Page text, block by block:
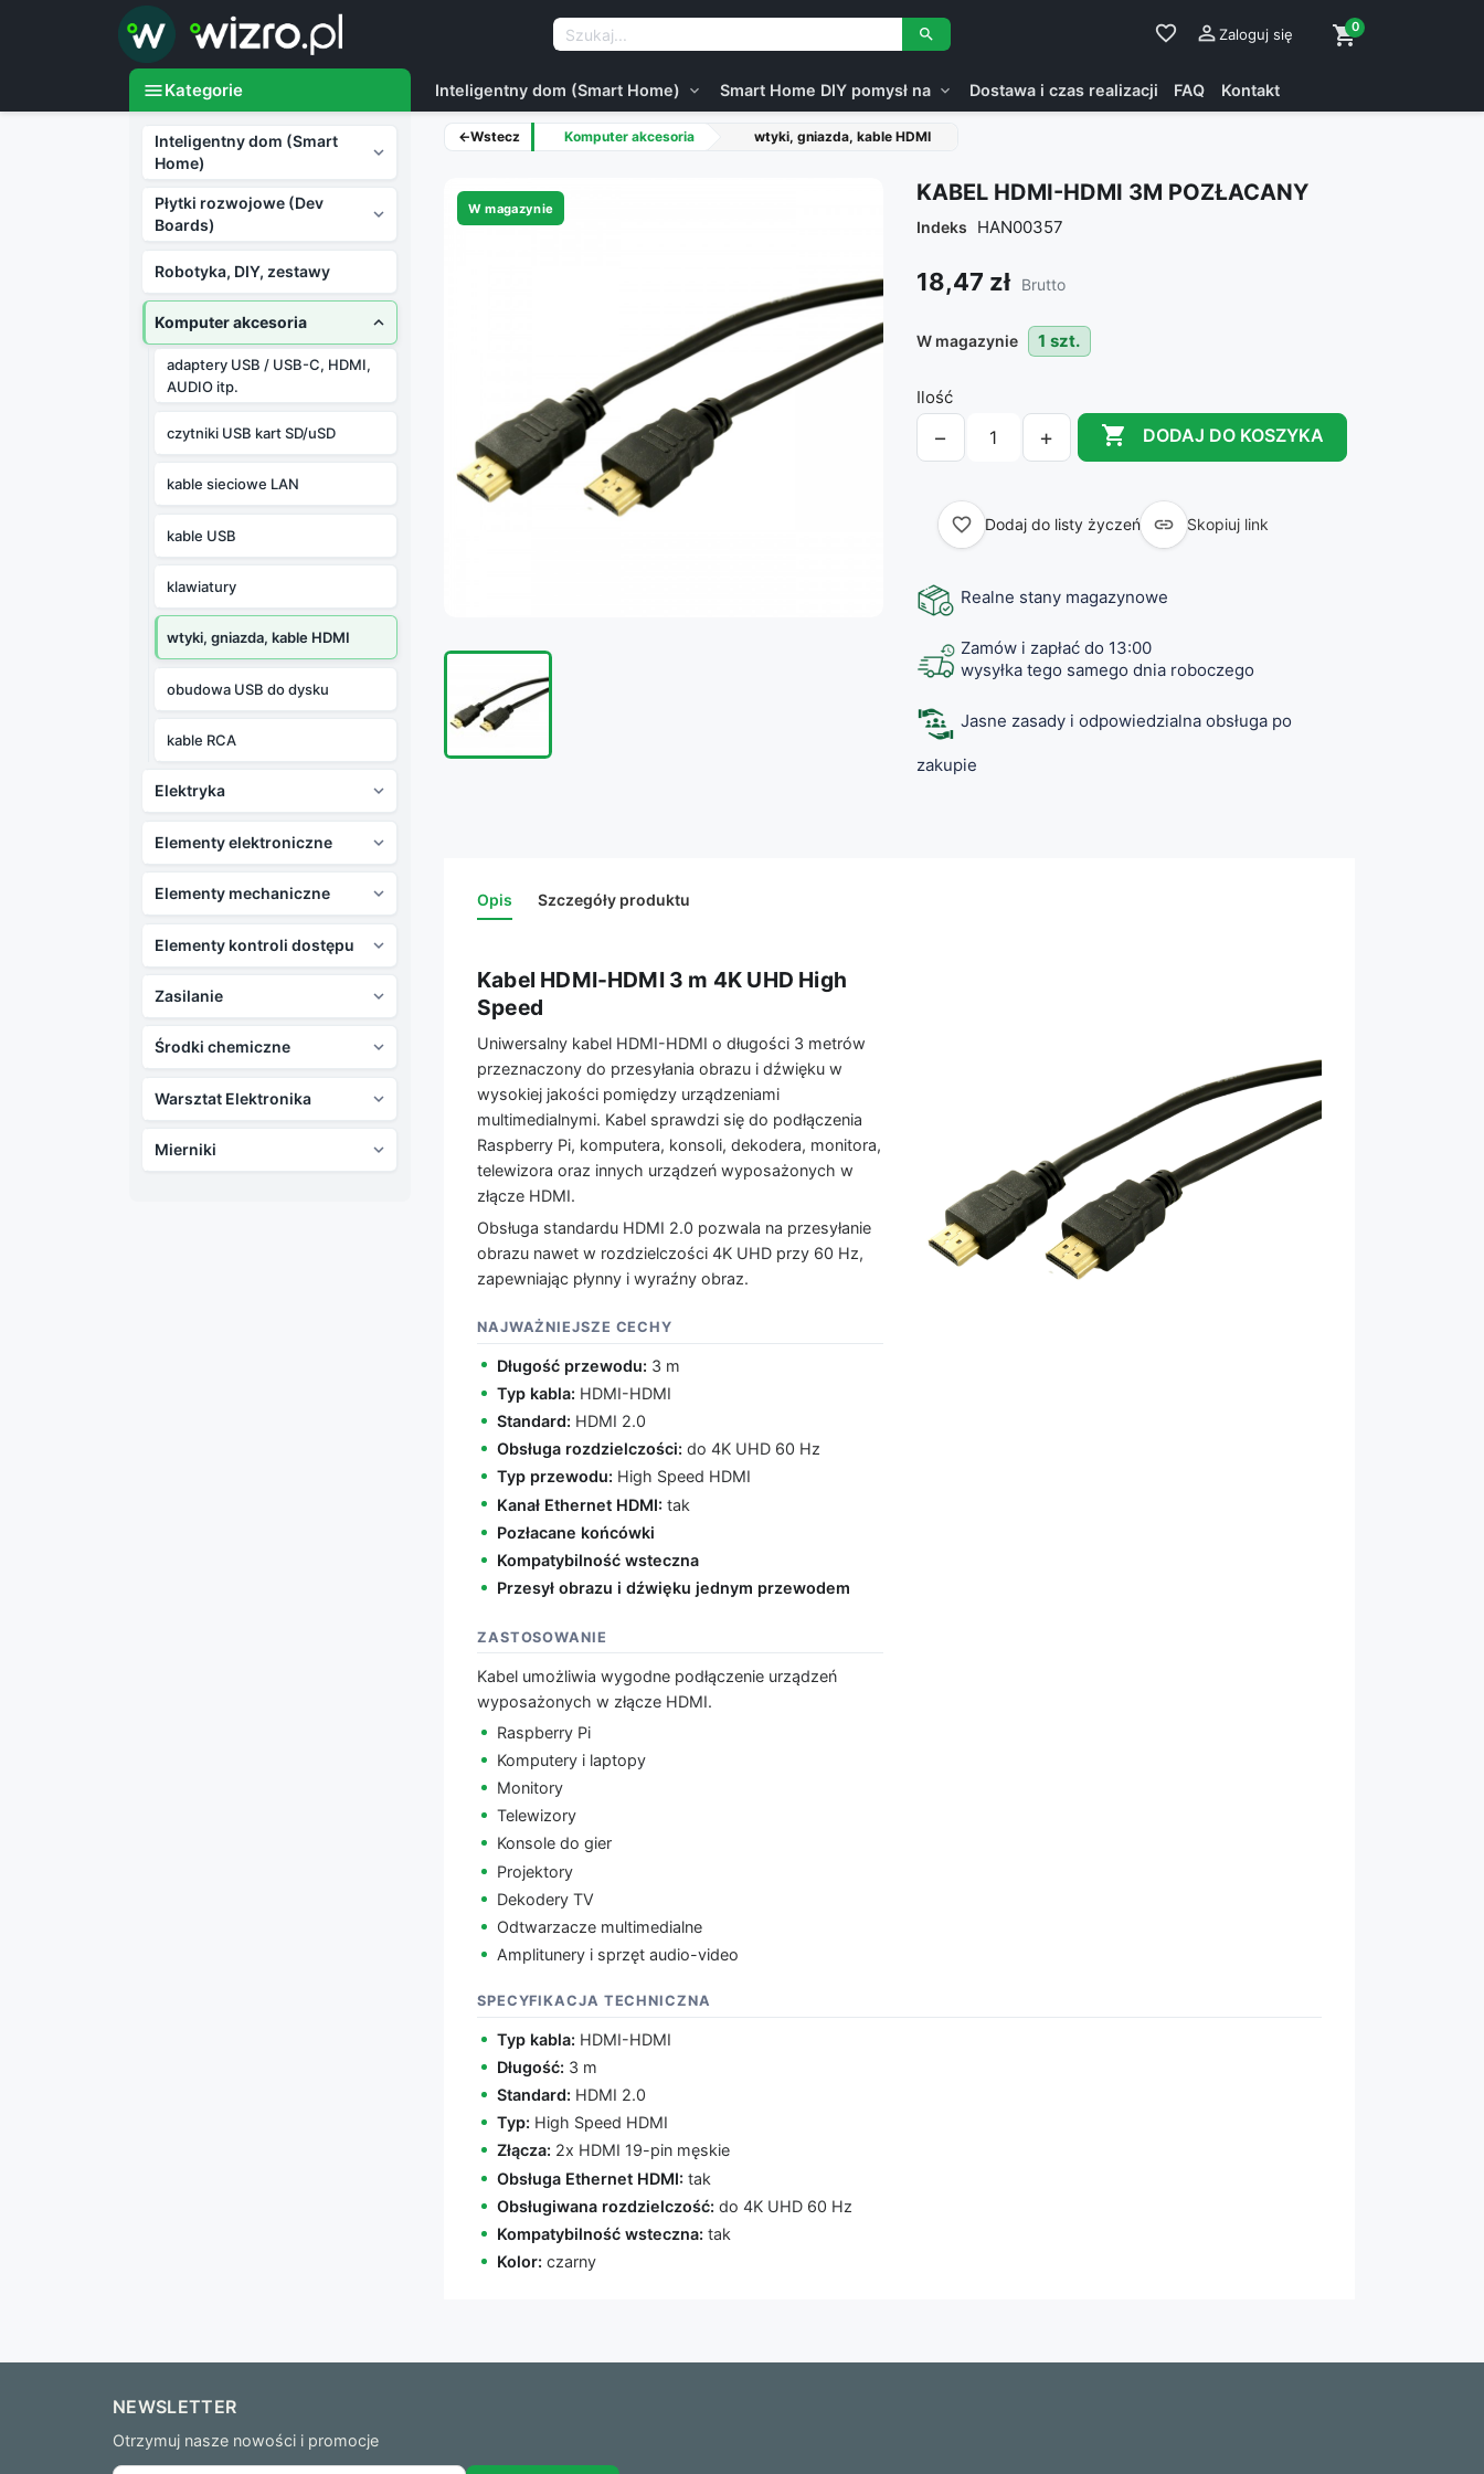
 favorite_border Zaloguj się shopping_cart
0
menuKategorie Inteligentny dom (Smart Home) expand_more Smart Home DIY pomysł na expand_more Dostawa i czas realizacji FAQ Kontakt
Inteligentny dom (Smart
Home)

Płytki rozwojowe (Dev
Boards)

Robotyka, DIY, zestawy
Komputer akcesoria 
adaptery USB / USB-C, HDMI,
AUDIO itp.
czytniki USB kart SD/uSD
kable sieciowe LAN
kable USB
klawiatury
wtyki, gniazda, kable HDMI
obudowa USB do dysku
kable RCA
Elektryka 
Elementy elektroniczne 
Elementy mechaniczne 
Elementy kontroli dostępu 
Zasilanie 
Środki chemiczne 
Warsztat Elektronika 
Mierniki 
←Wstecz Komputer akcesoria wtyki, gniazda, kable HDMI
W magazynie
KABEL HDMI-HDMI 3M POZŁACANY
Indeks HAN00357
18,47 zł Brutto
W magazynie 1 szt.
Ilość
− +  DODAJ DO KOSZYKA
favorite_border Dodaj do listy życzeń  Skopiuj link
Realne stany magazynowe
Zamów i zapłać do 13:00
wysyłka tego samego dnia roboczego
Jasne zasady i odpowiedzialna obsługa po
zakupie
Opis Szczegóły produktu
Kabel HDMI-HDMI 3 m 4K UHD High
Speed
Uniwersalny kabel HDMI-HDMI o długości 3 metrów
przeznaczony do przesyłania obrazu i dźwięku w
wysokiej jakości pomiędzy urządzeniami
multimedialnymi. Kabel sprawdzi się do podłączenia
Raspberry Pi, komputera, konsoli, dekodera, monitora,
telewizora oraz innych urządzeń wyposażonych w
złącze HDMI.
Obsługa standardu HDMI 2.0 pozwala na przesyłanie
obrazu nawet w rozdzielczości 4K UHD przy 60 Hz,
zapewniając płynny i wyraźny obraz.
NAJWAŻNIEJSZE CECHY
Długość przewodu: 3 m
Typ kabla: HDMI-HDMI
Standard: HDMI 2.0
Obsługa rozdzielczości: do 4K UHD 60 Hz
Typ przewodu: High Speed HDMI
Kanał Ethernet HDMI: tak
Pozłacane końcówki
Kompatybilność wsteczna
Przesył obrazu i dźwięku jednym przewodem
ZASTOSOWANIE
Kabel umożliwia wygodne podłączenie urządzeń
wyposażonych w złącze HDMI.
Raspberry Pi
Komputery i laptopy
Monitory
Telewizory
Konsole do gier
Projektory
Dekodery TV
Odtwarzacze multimedialne
Amplitunery i sprzęt audio-video
SPECYFIKACJA TECHNICZNA
Typ kabla: HDMI-HDMI
Długość: 3 m
Standard: HDMI 2.0
Typ: High Speed HDMI
Złącza: 2x HDMI 19-pin męskie
Obsługa Ethernet HDMI: tak
Obsługiwana rozdzielczość: do 4K UHD 60 Hz
Kompatybilność wsteczna: tak
Kolor: czarny
NEWSLETTER
Otrzymuj nasze nowości i promocje